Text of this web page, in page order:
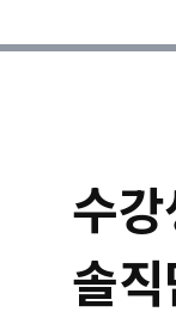
수
솔